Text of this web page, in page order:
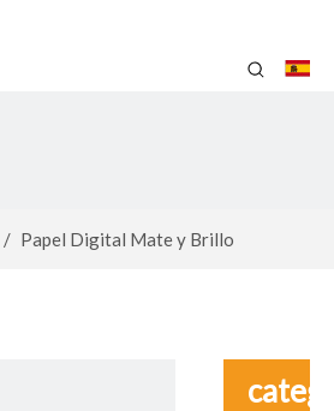
/ Papel Digital Mate y Brillo